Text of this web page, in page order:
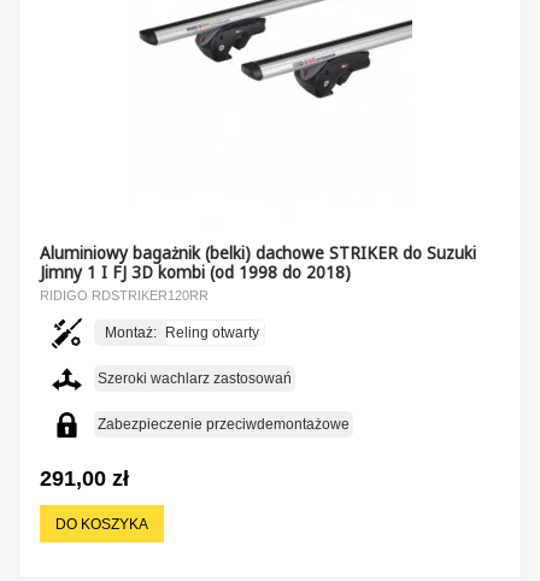
Aluminiowy bagażnik (belki) dachowe STRIKER do Suzuki
Jimny 1 I FJ 3D kombi (od 1998 do 2018)
RIDIGO RDSTRIKER120RR
Montaż: Reling otwarty
Szeroki wachlarz zastosowań
Zabezpieczenie przeciwdemontażowe
291,00 zł
DO KOSZYKA